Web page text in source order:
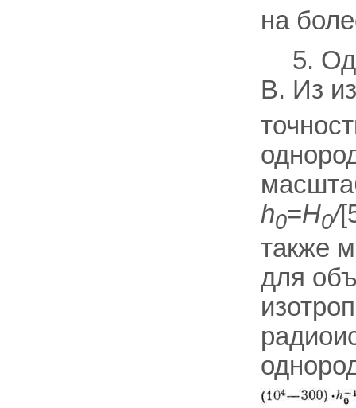
на
5.
В. Из
h0=Н0/
также
для